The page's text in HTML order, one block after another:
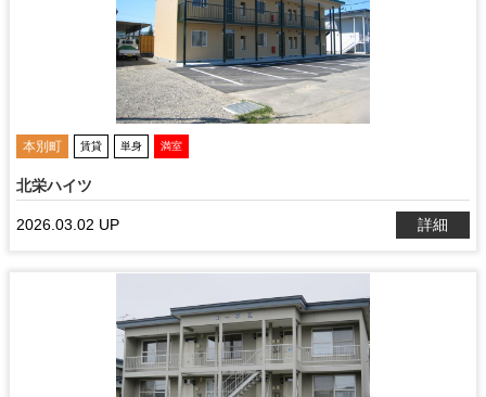
本別町 賃貸 単身 満室
北栄ハイツ
2026.03.02 UP 詳細